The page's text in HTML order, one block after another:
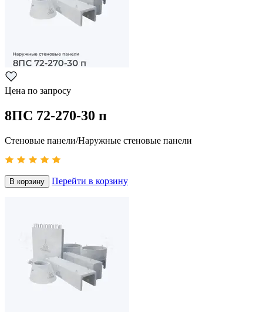
Цена по запросу
8ПС 72-270-30 п
Стеновые панели/Наружные стеновые панели
В корзину Перейти в корзину